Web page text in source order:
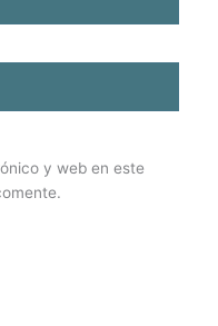
y web en este